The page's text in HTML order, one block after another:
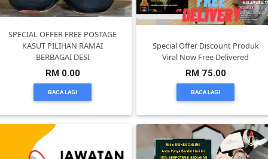
SPECIAL OFFER FREE POSTAGE
KASUT PILIHAN RAMAI
BERBAGAI DESI
RM 0.00
BACA LAGI
Special Offer Discount Produk
Viral Now Free Delivered
RM 75.00
BACA LAGI
MAKANAN(25)
PERNIAGAAN(41)
ELEKTRONIK(5)